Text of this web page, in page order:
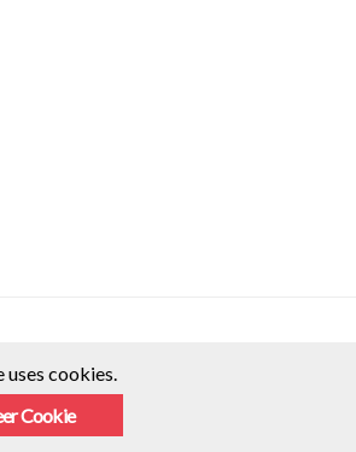
uses cookies.
Cookie